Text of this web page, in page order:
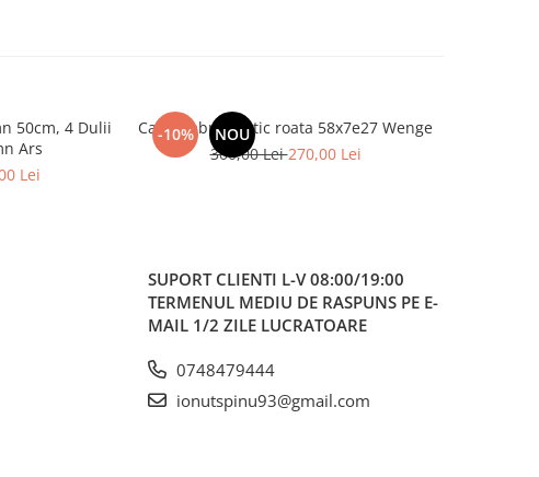
50cm, 4 Dulii
Ars
Lei
-10% NOU
Candelabru rustic roata 58x7e27 Wenge
300,00 Lei270,00 Lei
SUPORT CLIENTI L-V 08:00/19:00
TERMENUL MEDIU DE RASPUNS PE E-
MAIL 1/2 ZILE LUCRATOARE
0748479444
ionutspinu93@gmail.com